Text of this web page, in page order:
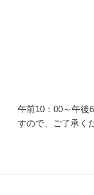
午前10：00～午後
すので、ご了承く